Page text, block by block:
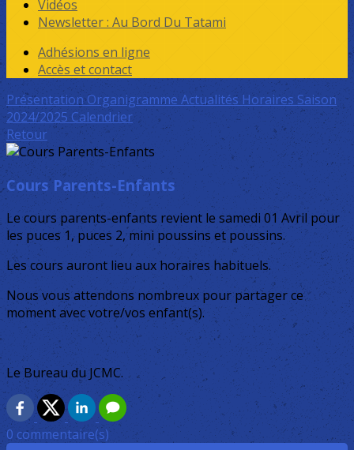
Vidéos
Newsletter : Au Bord Du Tatami
Adhésions en ligne
Accès et contact
PrésentationOrganigrammeActualités Horaires Saison
2024/2025 Calendrier
Retour
Cours Parents-Enfants
Le cours parents-enfants revient le samedi 01 Avril pour
les puces 1, puces 2, mini poussins et poussins.
Les cours auront lieu aux horaires habituels.
Nous vous attendons nombreux pour partager ce
moment avec votre/vos enfant(s).
Le Bureau du JCMC.
0 commentaire(s)